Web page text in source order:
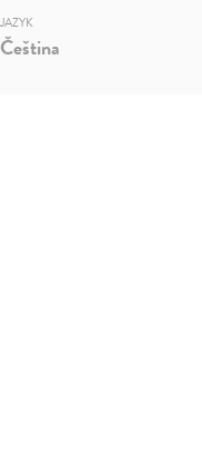
JAZYK
Čeština